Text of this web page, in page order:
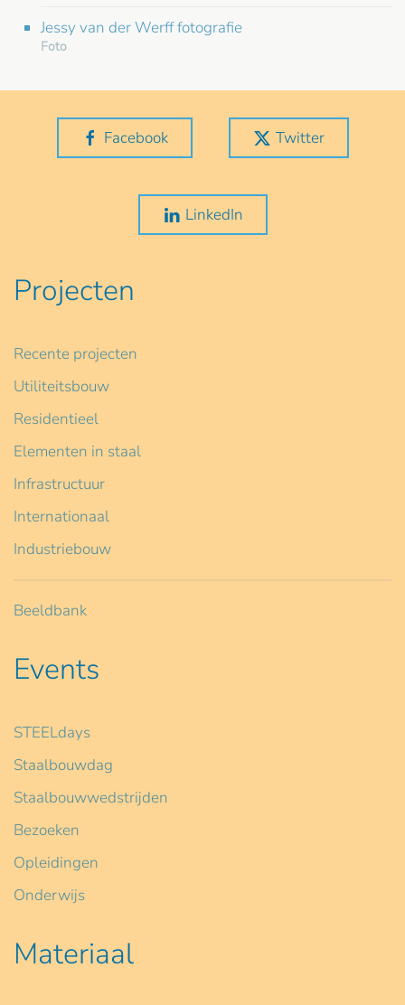
Jessy van der Werff fotografie
Foto
Facebook Twitter
LinkedIn
Projecten
Recente projecten
Utiliteitsbouw
Residentieel
Elementen in staal
Infrastructuur
Internationaal
Industriebouw
Beeldbank
Events
STEELdays
Staalbouwdag
Staalbouwwedstrijden
Bezoeken
Opleidingen
Onderwijs
Materiaal